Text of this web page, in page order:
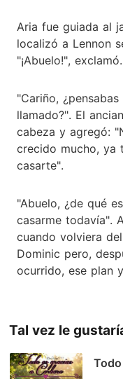
Aria fue guiada al
localizó a Lennon
"¡Abuelo!", exclamó.
"Cariño,
llamado?". El
cabeza y agregó:
crecido mucho, ya
casarte".
"Abuelo, ¿de qué
casarme todavía".
cuando volviera
Dominic pero,
ocurrido, ese plan
Tal vez le